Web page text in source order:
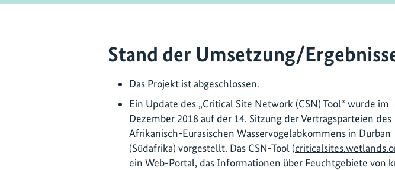
Stand der Umsetzung/
Das Projekt ist abgeschlossen.
Ein Update des „Critical Site Network (CSN) Tool“ wurde im
Dezember 2018 auf der 14. Sitzung der Vertragsparteien des
Afrikanisch-Eurasischen Wasservogelabkommens in Durban
(Südafrika) vorgestellt. Das CSN-Tool (
ein Web-Portal, das Informationen über Feuchtgebiete von